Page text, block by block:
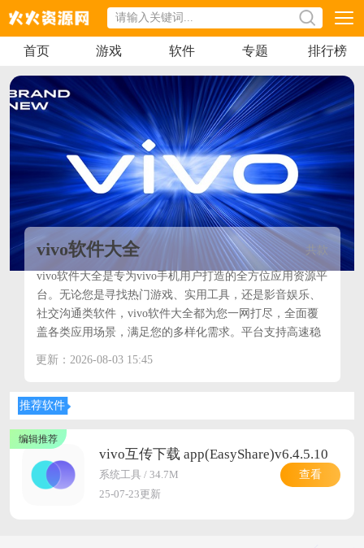
首页 游戏 软件 专题 排行榜
vivo软件大全 共 款
vivo软件大全是专为vivo手机用户打造的全方位应用资源平
台。无论您是寻找热门游戏、实用工具，还是影音娱乐、
社交沟通类软件，vivo软件大全都为您一网打尽，全面覆
盖各类应用场景，满足您的多样化需求。平台支持高速稳
火火资源网为您提供高速下载通道，让您可以安全、快速
问火火资源网，畅享海量优质资源带来的精彩体验！
更新：2026-08-03 15:45
推荐软件
vivo互传下载 app(EasyShare)v6.4.5.10
系统工具 / 34.7M
25-07-23更新
查看